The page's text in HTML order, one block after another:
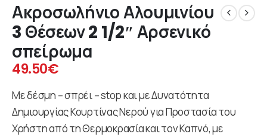
Ακροσωλήνιο Αλουμινίου
3 Θέσεων 2 1/2″ Αρσενικό
σπείρωμα
49.50€
Με δέσμη – σπρέι – stop και με Δυνατότητα
Δημιουργίας Κουρτίνας Νερού για Προστασία του
Χρήστη από τη Θερμοκρασία και τον Καπνό, με